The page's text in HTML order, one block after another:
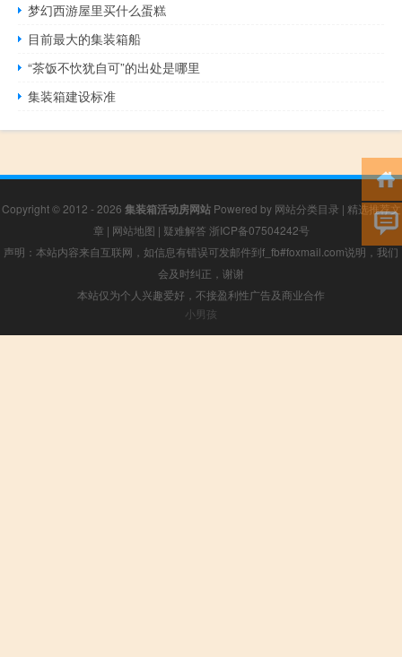
梦幻西游屋里买什么蛋糕
目前最大的集装箱船
“茶饭不忺犹自可”的出处是哪里
集装箱建设标准
Copyright © 2012 - 2026 集装箱活动房网站Powered by 网站分类目录 | 精选推荐文
章 | 网站地图 | 疑难解答 浙ICP备07504242号
声明：本站内容来自互联网，如信息有错误可发邮件到f_fb#foxmail.com说明，我们
会及时纠正，谢谢
本站仅为个人兴趣爱好，不接盈利性广告及商业合作
小男孩